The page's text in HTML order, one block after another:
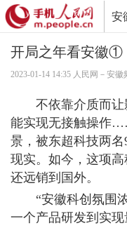
安
开局之年看安徽①
2023-01-14 14:35 人民网－安
不依靠介质而
能实现无接触操作
景，被东超科技两
现实。如今，这项高
还远销到国外。
“安徽科创氛围
一个产品研发到实